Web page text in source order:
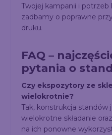
Twojej kampanii i potrzeb
zadbamy o poprawne
druku.
FAQ –
pytania o
Czy ekspozytory ze
wielokrotnie?
Tak, konstrukcja standów
wielokrotne składanie
na ich ponowne